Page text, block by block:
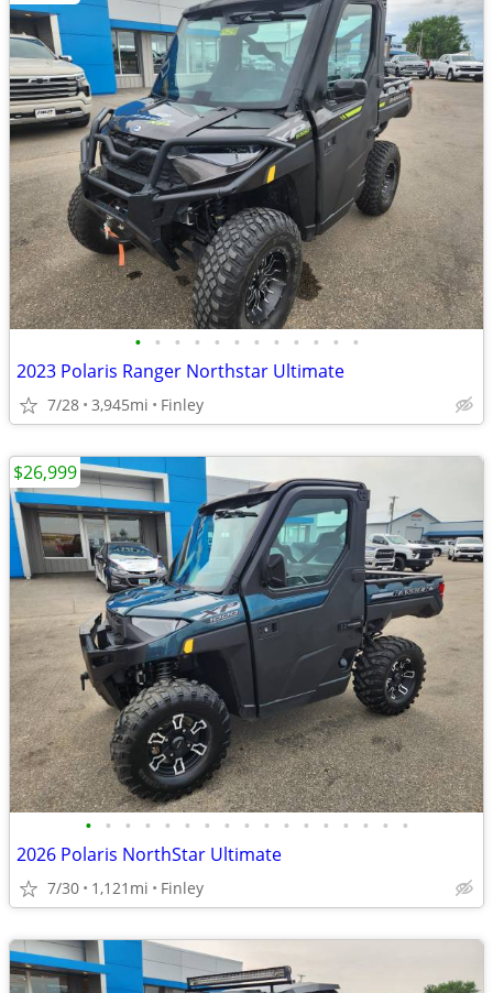
• • • • • • • • • • • •
2023 Polaris Ranger Northstar Ultimate
7/28 3,945mi Finley
• • • • • • • • • • • • • • • • •
2026 Polaris NorthStar Ultimate
7/30 1,121mi Finley
$26,999